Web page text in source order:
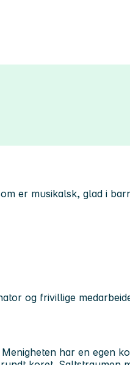
er musikalsk, glad i
og frivillige
har en egen